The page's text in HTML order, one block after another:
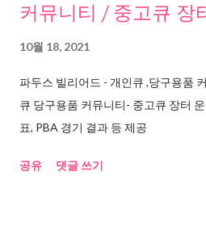
커뮤니티 / 중고큐 장
10월 18, 2021
파두스 빌리어드 - 개인큐 ,당구용품
큐 당구용품 커뮤니티- 중고큐 장터
표, PBA 경기 결과 등 제공
공유 댓글 쓰기